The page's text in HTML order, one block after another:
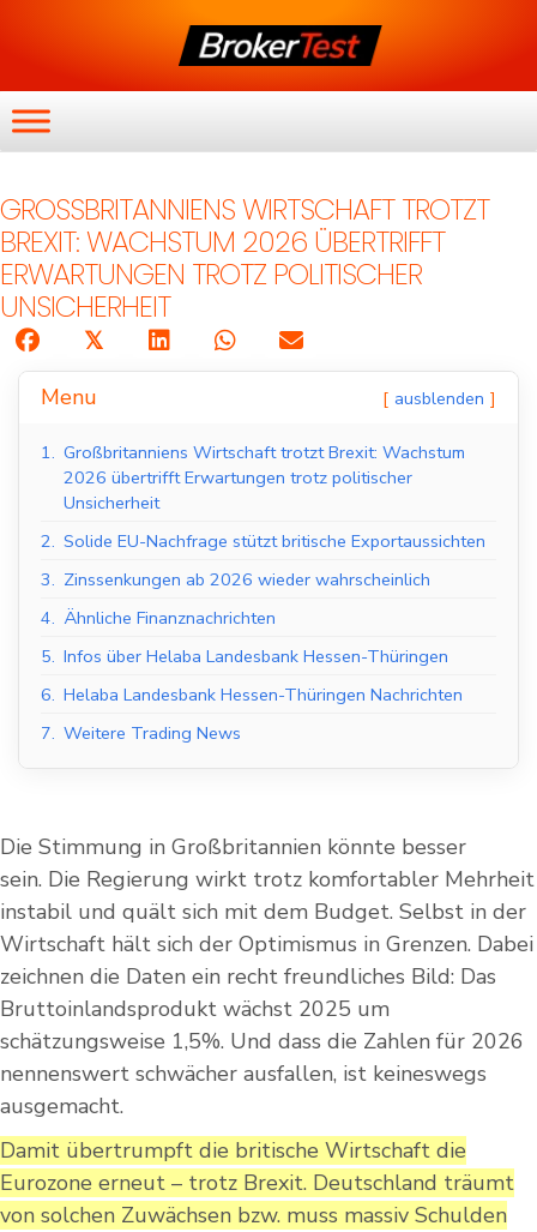
GROSSBRITANNIENS WIRTSCHAFT TROTZT B
REXIT: WACHSTUM 2026 ÜBERTRIFFT E
RWARTUNGEN TROTZ POLITISCHER U
NSICHERHEIT
𝕏
Menu ausblenden
1. Großbritanniens Wirtschaft trotzt Brexit: Wachstum
2026 übertrifft Erwartungen trotz politischer
Unsicherheit
2. Solide EU-Nachfrage stützt britische Exportaussichten
3. Zinssenkungen ab 2026 wieder wahrscheinlich
4. Ähnliche Finanznachrichten
5. Infos über Helaba Landesbank Hessen-Thüringen
6. Helaba Landesbank Hessen-Thüringen Nachrichten
7. Weitere Trading News
Die Stimmung in Großbritannien könnte besser
sein. Die Regierung wirkt trotz komfortabler Mehrheit
instabil und quält sich mit dem Budget. Selbst in der
Wirtschaft hält sich der Optimismus in Grenzen. Dabei
zeichnen die Daten ein recht freundliches Bild: Das
Bruttoinlandsprodukt wächst 2025 um
schätzungsweise 1,5%. Und dass die Zahlen für 2026
nennenswert schwächer ausfallen, ist keineswegs
ausgemacht.
Damit übertrumpft die britische Wirtschaft die
Eurozone erneut – trotz Brexit. Deutschland träumt
von solchen Zuwächsen bzw. muss massiv Schulden